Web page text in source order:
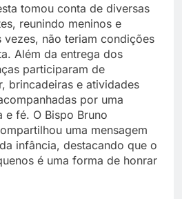
tomou conta de diversas
reunindo meninos e
vezes, não teriam condições
Além da entrega dos
participaram de
brincadeiras e atividades
por uma
e fé. O Bispo Bruno
uma mensagem
infância, destacando que o
é uma forma de honrar